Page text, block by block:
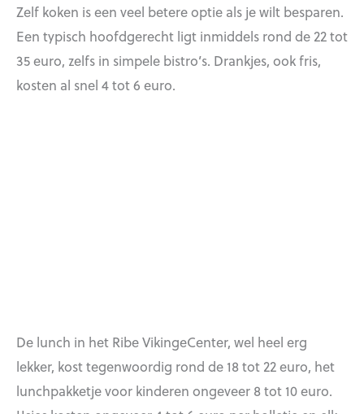
Zelf koken is een veel betere optie als je wilt besparen.
Een typisch hoofdgerecht ligt inmiddels rond de 22 tot
35 euro, zelfs in simpele bistro’s. Drankjes, ook fris,
kosten al snel 4 tot 6 euro.
De lunch in het Ribe VikingeCenter, wel heel erg
lekker, kost tegenwoordig rond de 18 tot 22 euro, het
lunchpakketje voor kinderen ongeveer 8 tot 10 euro.